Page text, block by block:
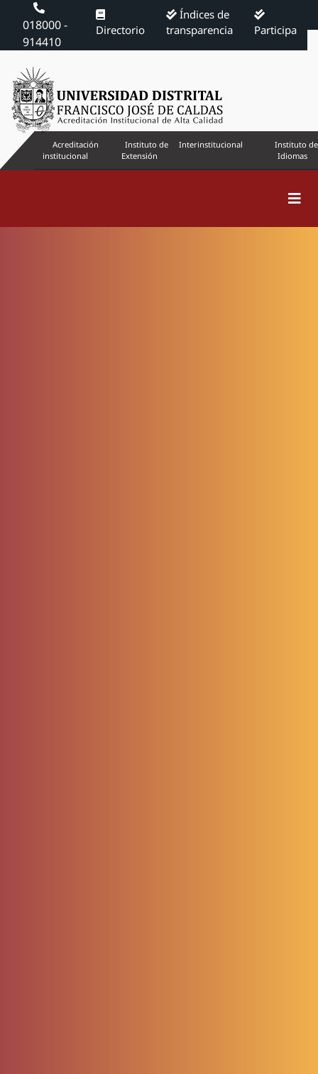
018000 -
914410
Directorio
Índices de
transparencia
Participa
Acreditación
institucional
Instituto de
Extensión
Interinstitucional
Instituto de
Idiomas